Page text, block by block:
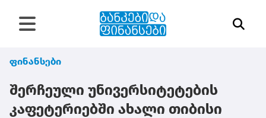
ფინანსები
შერჩეული უნივერსიტეტების
კაფეტერიებში ახალი თიბისი